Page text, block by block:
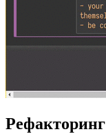
Рефакторинг